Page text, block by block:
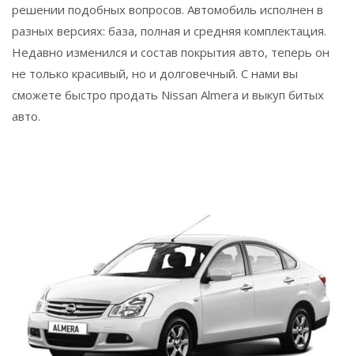
решении подобных вопросов. Автомобиль исполнен в
разных версиях: база, полная и средняя комплектация.
Недавно изменился и состав покрытия авто, теперь он
не только красивый, но и долговечный. С нами вы
сможете быстро продать Nissan Almera и выкуп битых
авто.